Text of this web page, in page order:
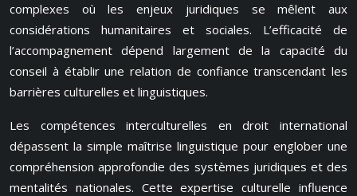
complexes où les enjeux juridiques se mêlent aux
considérations humanitaires et sociales. L’efficacité de
l’accompagnement dépend largement de la capacité du
conseil à établir une relation de confiance transcendant les
barrières culturelles et linguistiques.
Les compétences interculturelles en droit international
dépassent la simple maîtrise linguistique pour englober une
compréhension approfondie des systèmes juridiques et des
mentalités nationales. Cette expertise culturelle influence